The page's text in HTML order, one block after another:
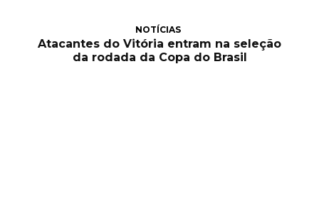
NOTÍCIAS
Atacantes do Vitória entram na seleção
da rodada da Copa do Brasil